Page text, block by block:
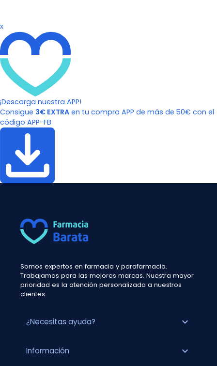
x
¡Descarga nuestra APP!
Consigue 3€ EXTRA en tu compra APP de más de 50€ con el
código APP-FB
Somos expertos en farmacia y parafarmacia.
Trabajamos para las mejores marcas. Nuestra mayor
prioridad es la atención personalizada a nuestros
clientes.
¿Necesitas ayuda? expand_more
Información expand_more